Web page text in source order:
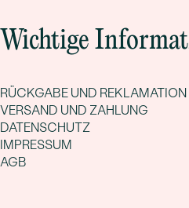
Wichtige
RÜCKGABE UND REKLAMATION
VERSAND UND ZAHLUNG
DATENSCHUTZ
IMPRESSUM
AGB